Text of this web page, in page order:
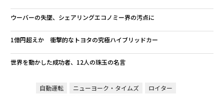
ウーバーの失墜、シェアリングエコノミー界の汚点に
1億円超えか 衝撃的なトヨタの究極ハイブリッドカー
世界を動かした成功者、12人の珠玉の名言
自動運転 ニューヨーク・タイムズ
ロイター